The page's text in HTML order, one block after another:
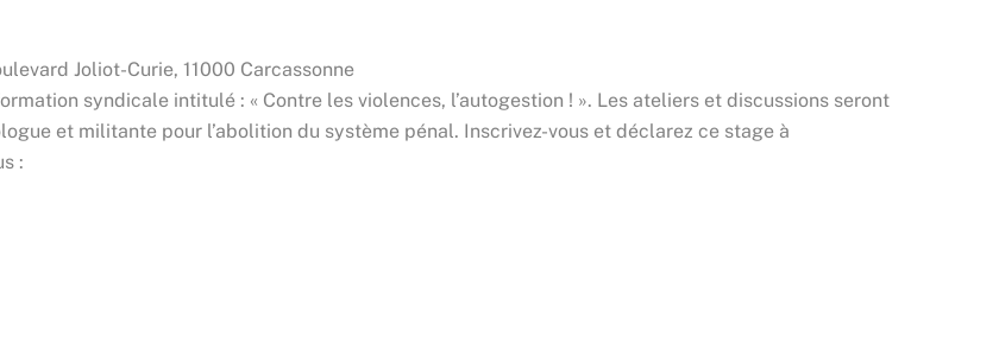
Joliot-Curie, 11000 Carcassonne
syndicale intitulé : « Contre les violences, l’autogestion ! ». Les ateliers et discussions seront
et militante pour l’abolition du système pénal. Inscrivez-vous et déclarez ce stage à
: